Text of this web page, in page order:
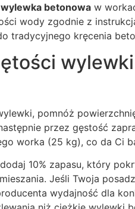
wylewka betonowa w
wody zgodnie z
tradycyjnego kręcenia
pomnóż
przez gęstość
worka (25 kg), co da Ci
10% zapasu, który
Jeśli Twoja
wydajność dla